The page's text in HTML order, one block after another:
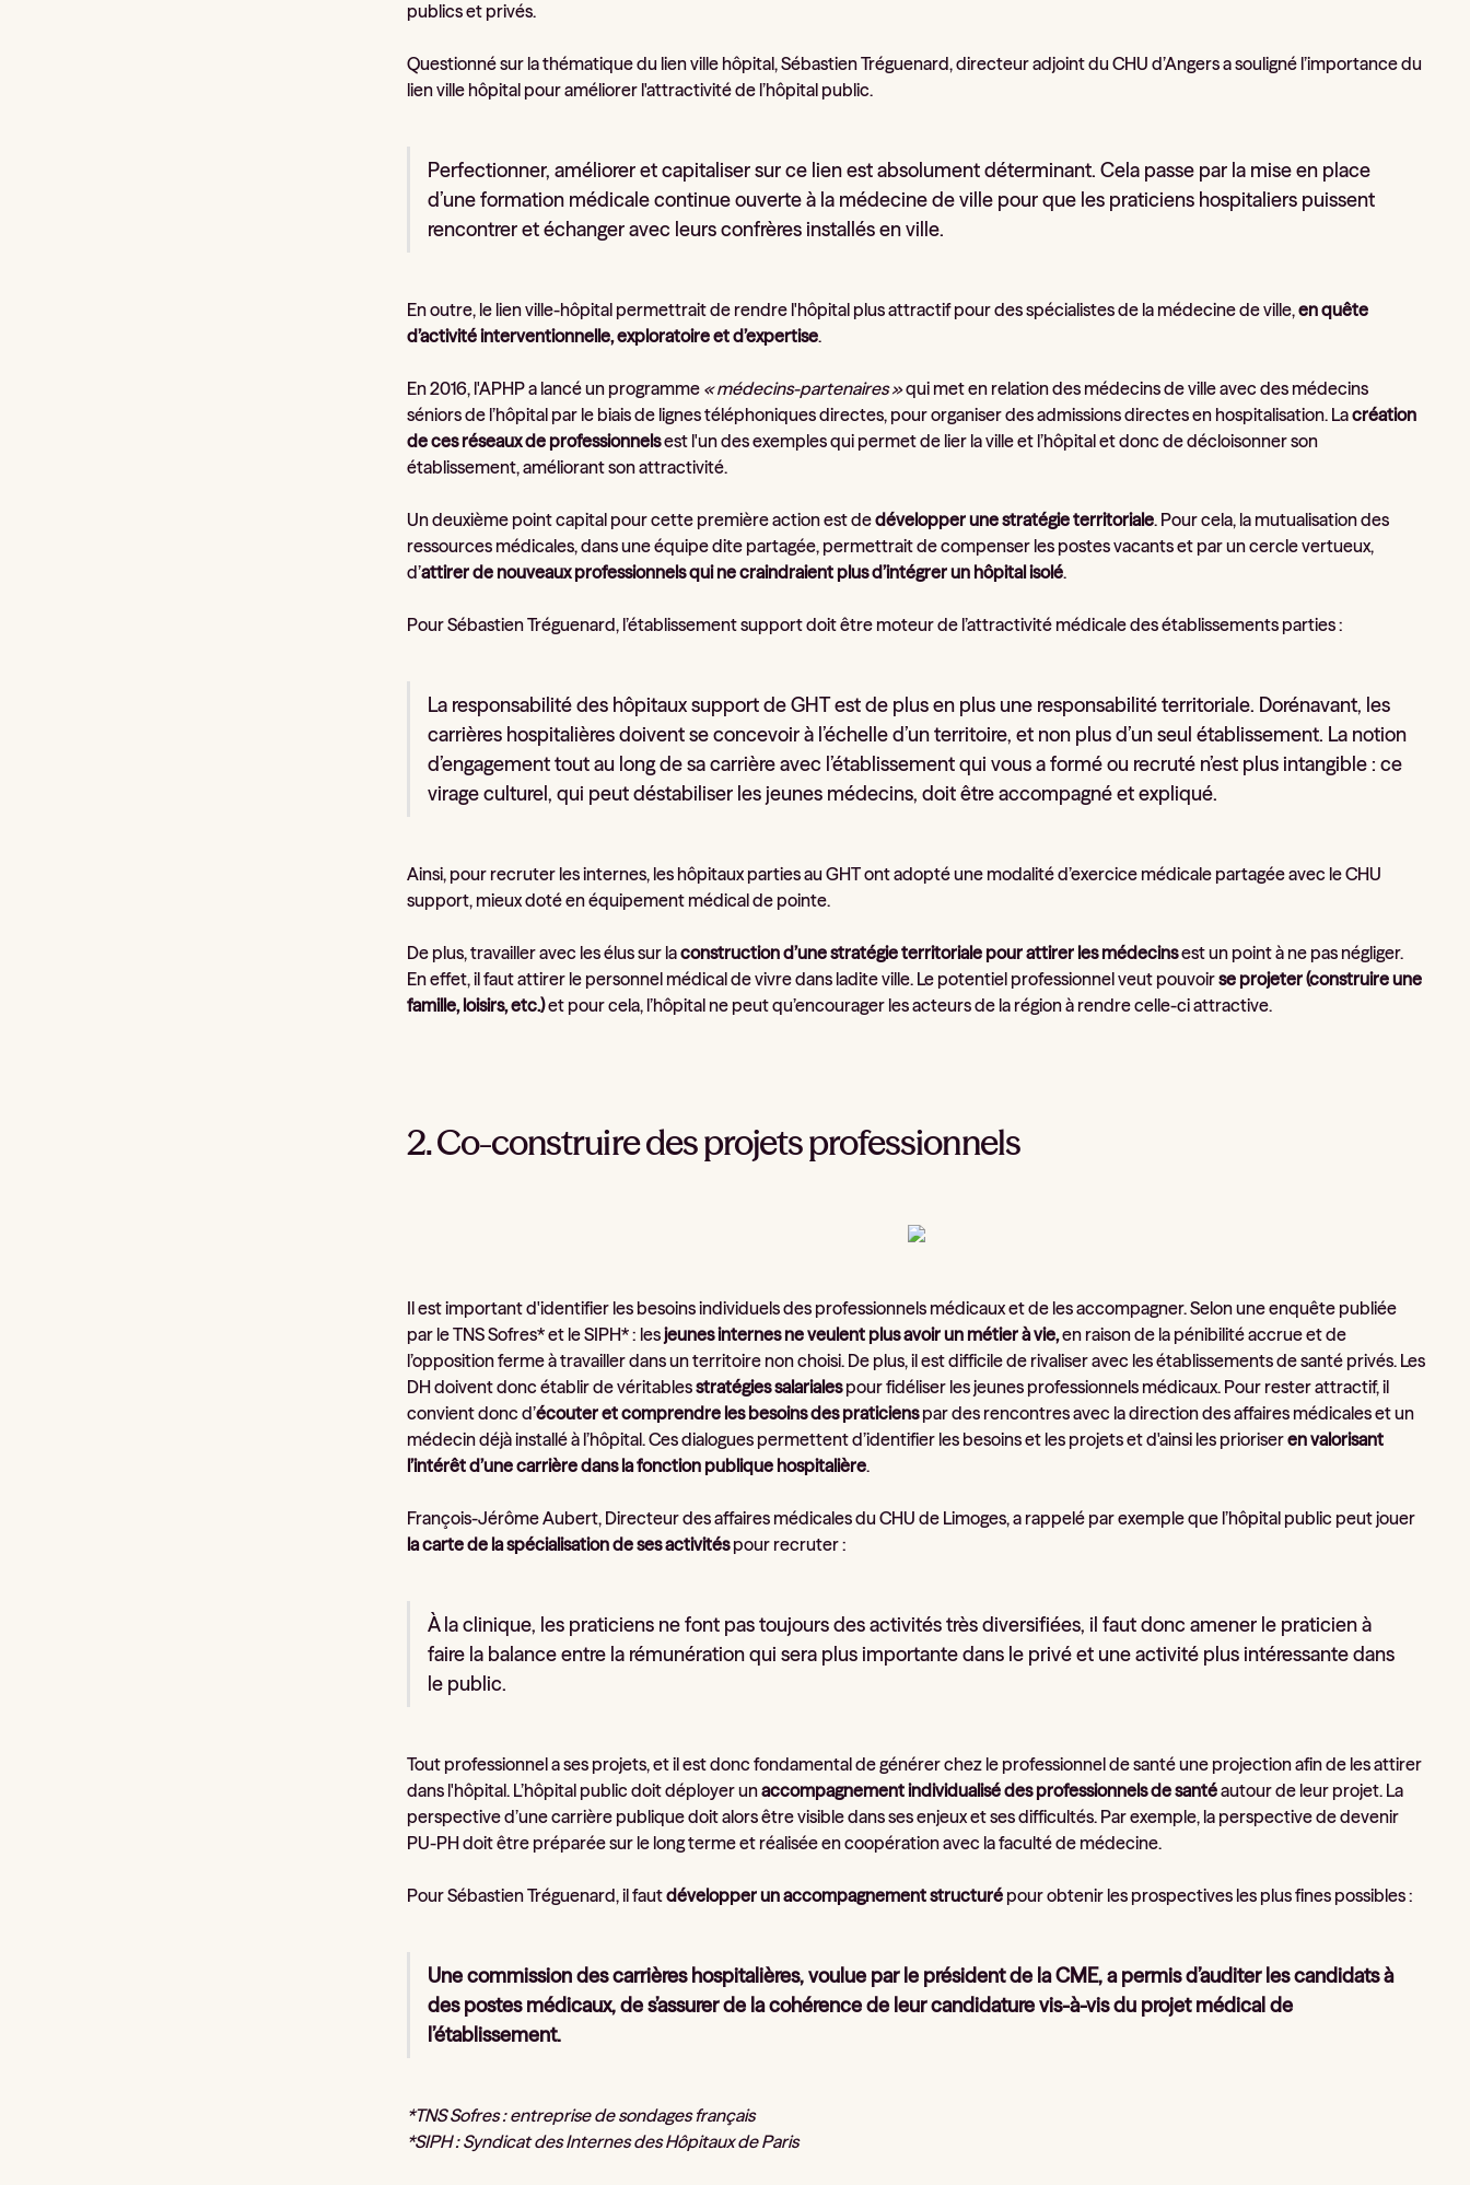
publics et privés.
Questionné sur la thématique du lien ville hôpital, Sébastien Tréguenard, directeur adjoint du CHU d’Angers a souligné l’importance du
lien ville hôpital pour améliorer l'attractivité de l’hôpital public.
Perfectionner, améliorer et capitaliser sur ce lien est absolument déterminant. Cela passe par la mise en place
d’une formation médicale continue ouverte à la médecine de ville pour que les praticiens hospitaliers puissent
rencontrer et échanger avec leurs confrères installés en ville.
En outre, le lien ville-hôpital permettrait de rendre l'hôpital plus attractif pour des spécialistes de la médecine de ville,en quête
d’activité interventionnelle, exploratoire et d’expertise.
En 2016, l'APHP a lancé un programme « médecins-partenaires »qui met en relation des médecins de ville avec des médecins
séniors de l’hôpital par le biais de lignes téléphoniques directes, pour organiser des admissions directes en hospitalisation. Lacréation
de ces réseaux de professionnelsest l'un des exemples qui permet de lier la ville et l’hôpital et donc de décloisonner son
établissement, améliorant son attractivité.
Un deuxième point capital pour cette première action est dedévelopper une stratégie territoriale. Pour cela, la mutualisation des
ressources médicales, dans une équipe dite partagée, permettrait de compenser les postes vacants et par un cercle vertueux,
d’attirer de nouveaux professionnels qui ne craindraient plus d’intégrer un hôpital isolé.
Pour Sébastien Tréguenard, l’établissement support doit être moteur de l’attractivité médicale des établissements parties :
La responsabilité des hôpitaux support de GHT est de plus en plus une responsabilité territoriale. Dorénavant, les
carrières hospitalières doivent se concevoir à l’échelle d’un territoire, et non plus d’un seul établissement. La notion
d’engagement tout au long de sa carrière avec l’établissement qui vous a formé ou recruté n’est plus intangible : ce
virage culturel, qui peut déstabiliser les jeunes médecins, doit être accompagné et expliqué.
Ainsi, pour recruter les internes, les hôpitaux parties au GHT ont adopté une modalité d’exercice médicale partagée avec le CHU
support, mieux doté en équipement médical de pointe.
De plus, travailler avec les élus sur laconstruction d’une stratégie territoriale pour attirer les médecinsest un point à ne pas négliger.
En effet, il faut attirer le personnel médical de vivre dans ladite ville. Le potentiel professionnel veut pouvoirse projeter (construire une
famille, loisirs, etc.)et pour cela, l’hôpital ne peut qu’encourager les acteurs de la région à rendre celle-ci attractive.
2. Co-construire des projets professionnels
Il est important d'identifier les besoins individuels des professionnels médicaux et de les accompagner. Selon une enquête publiée
par le TNS Sofres* et le SIPH* : lesjeunes internes ne veulent plus avoir un métier à vie,en raison de la pénibilité accrue et de
l’opposition ferme à travailler dans un territoire non choisi. De plus, il est difficile de rivaliser avec les établissements de santé privés. Les
DH doivent donc établir de véritablesstratégies salarialespour fidéliser les jeunes professionnels médicaux. Pour rester attractif, il
convient donc d’écouter et comprendre les besoins des praticienspar des rencontres avec la direction des affaires médicales et un
médecin déjà installé à l’hôpital. Ces dialogues permettent d’identifier les besoins et les projets et d'ainsi les prioriseren valorisant
l’intérêt d’une carrière dans la fonction publique hospitalière.
François-Jérôme Aubert, Directeur des affaires médicales du CHU de Limoges, a rappelé par exemple que l’hôpital public peut jouer
la carte de la spécialisation de ses activitéspour recruter :
À la clinique, les praticiens ne font pas toujours des activités très diversifiées, il faut donc amener le praticien à
faire la balance entre la rémunération qui sera plus importante dans le privé et une activité plus intéressante dans
le public.
Tout professionnel a ses projets, et il est donc fondamental de générer chez le professionnel de santé une projection afin de les attirer
dans l'hôpital. L’hôpital public doit déployer unaccompagnement individualisé des professionnels de santéautour de leur projet. La
perspective d’une carrière publique doit alors être visible dans ses enjeux et ses difficultés. Par exemple, la perspective de devenir
PU-PH doit être préparée sur le long terme et réalisée en coopération avec la faculté de médecine.
Pour Sébastien Tréguenard, il fautdévelopper un accompagnement structurépour obtenir les prospectives les plus fines possibles :
Une commission des carrières hospitalières, voulue par le président de la CME, a permis d’auditer les candidats à
des postes médicaux, de s’assurer de la cohérence de leur candidature vis-à-vis du projet médical de
l’établissement.
*TNS Sofres : entreprise de sondages français
*SIPH : Syndicat des Internes des Hôpitaux de Paris